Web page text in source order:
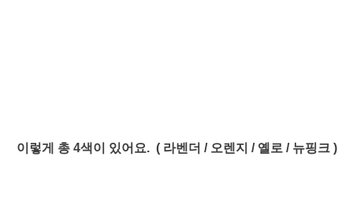
이렇게 총 4색이 있어요. ( 라벤더 / 오렌지 / 옐로 / 뉴핑크 )